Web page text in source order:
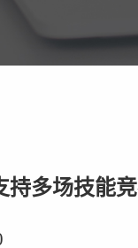
多场技能竞